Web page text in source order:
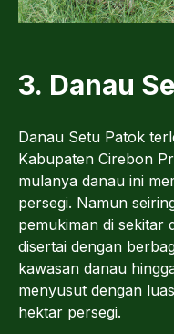
3. Danau
Danau Setu Patok
Kabupaten Cirebon
mulanya danau ini
persegi. Namun
pemukiman di sekitar
disertai dengan
kawasan danau
menyusut dengan
hektar persegi.